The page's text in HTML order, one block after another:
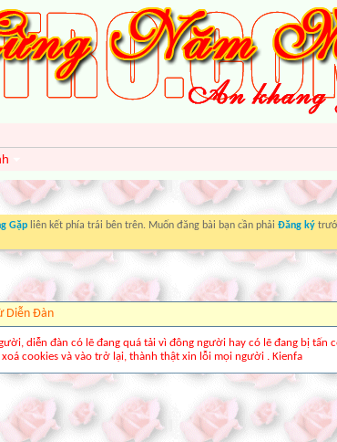
Gặp liên kết phía trái bên trên. Muốn đăng bài bạn cần phải Đăng ký
Diễn Ðàn
diễn đàn có lẽ đang quá tải vì đông người hay có lẽ đang bị tấn
cookies và vào trở lại, thành thật xin lỗi mọi người . Kienfa